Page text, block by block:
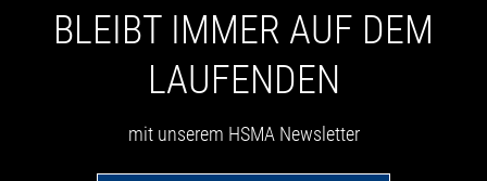
BLEIBT IMMER AUF DEM
LAUFENDEN
mit unserem HSMA Newsletter